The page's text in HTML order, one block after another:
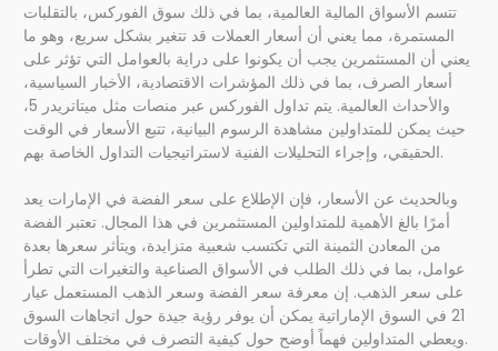
تتسم الأسواق المالية العالمية، بما في ذلك سوق الفوركس، بالتقلبات
المستمرة، مما يعني أن أسعار العملات قد تتغير بشكل سريع، وهو ما
يعني أن المستثمرين يجب أن يكونوا على دراية بالعوامل التي تؤثر على
أسعار الصرف، بما في ذلك المؤشرات الاقتصادية، الأخبار السياسية،
والأحداث العالمية. يتم تداول الفوركس عبر منصات مثل ميتاتريدر 5،
حيث يمكن للمتداولين مشاهدة الرسوم البيانية، تتبع الأسعار في الوقت
الحقيقي، وإجراء التحليلات الفنية لاستراتيجيات التداول الخاصة بهم.
وبالحديث عن الأسعار، فإن الإطلاع على سعر الفضة في الإمارات يعد
أمرًا بالغ الأهمية للمتداولين المستثمرين في هذا المجال. تعتبر الفضة
من المعادن الثمينة التي تكتسب شعبية متزايدة، ويتأثر سعرها بعدة
عوامل، بما في ذلك الطلب في الأسواق الصناعية والتغيرات التي تطرأ
على سعر الذهب. إن معرفة سعر الفضة وسعر الذهب المستعمل عيار
21 في السوق الإماراتية يمكن أن يوفر رؤية جيدة حول اتجاهات السوق
ويعطي المتداولين فهماً أوضح حول كيفية التصرف في مختلف الأوقات.